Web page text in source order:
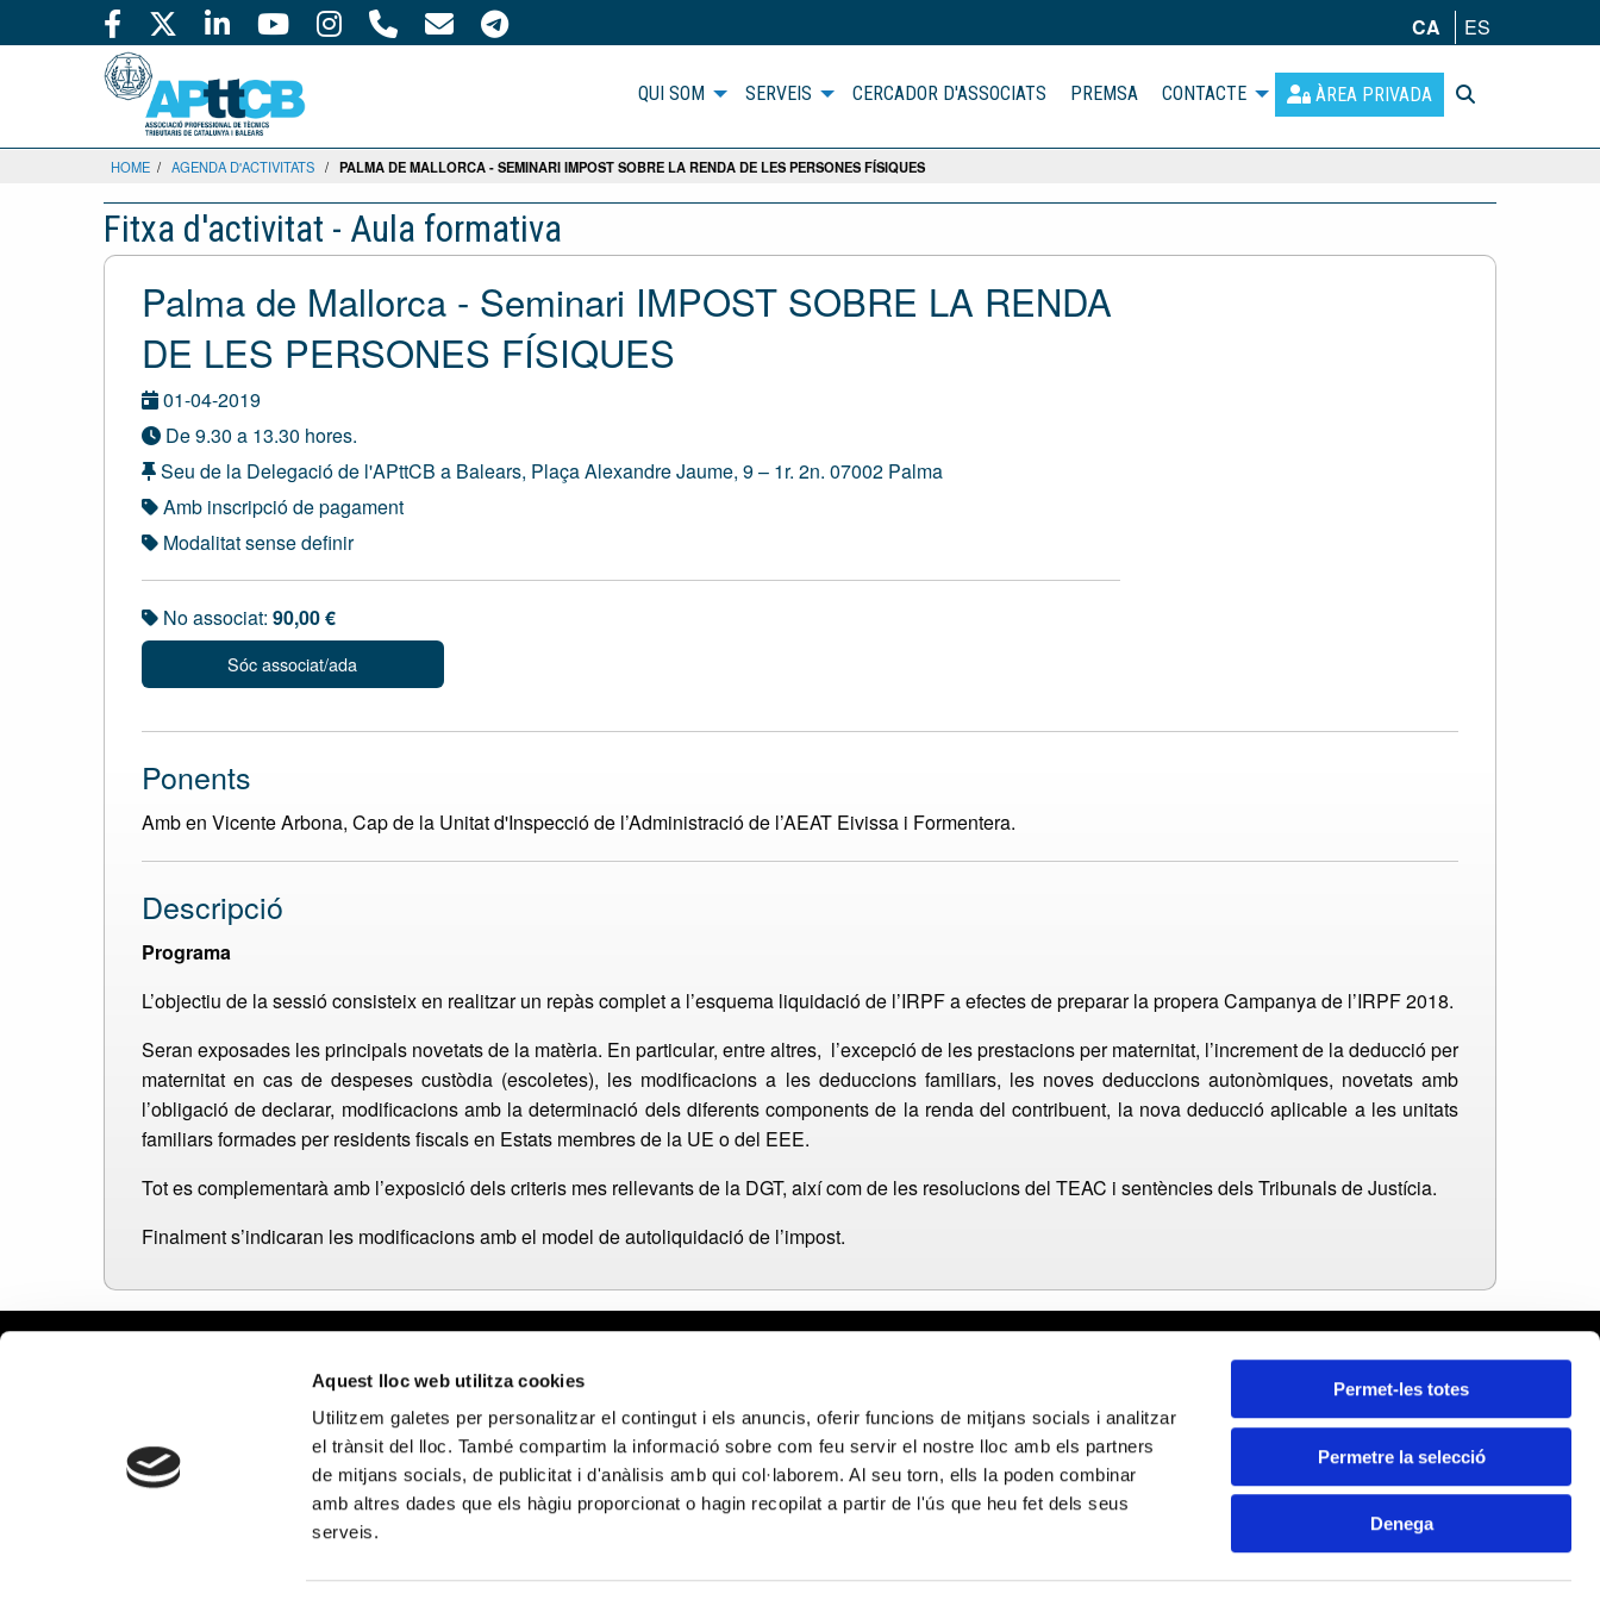
Aquest lloc web utilitza cookies
Utilitzem galetes per personalitzar el contingut i els anuncis, oferir funcions de mitjans socials i analitzar
el trànsit del lloc. També compartim la informació sobre com feu servir el nostre lloc amb els partners
de mitjans socials, de publicitat i d'anàlisis amb qui col·laborem. Al seu torn, ells la poden combinar
amb altres dades que els hàgiu proporcionat o hagin recopilat a partir de l'ús que heu fet dels seus
serveis.
Permet-les totes
Permetre la selecció
Denega
CA ES
QUI SOM SERVEIS CERCADOR D'ASSOCIATS PREMSA CONTACTE ÀREA PRIVADA
HOME / AGENDA D'ACTIVITATS / PALMA DE MALLORCA - SEMINARI IMPOST SOBRE LA RENDA DE LES PERSONES FÍSIQUES
Fitxa d'activitat - Aula formativa
Palma de Mallorca - Seminari IMPOST SOBRE LA RENDA
DE LES PERSONES FÍSIQUES
01-04-2019
De 9.30 a 13.30 hores.
Seu de la Delegació de l'APttCB a Balears, Plaça Alexandre Jaume, 9 – 1r. 2n. 07002 Palma
Amb inscripció de pagament
Modalitat sense definir
No associat: 90,00 €
Sóc associat/ada
Ponents
Amb en Vicente Arbona, Cap de la Unitat d'Inspecció de l’Administració de l’AEAT Eivissa i Formentera.
Descripció
Programa
L’objectiu de la sessió consisteix en realitzar un repàs complet a l’esquema liquidació de l’IRPF a efectes de preparar la propera Campanya de l’IRPF 2018.
Seran exposades les principals novetats de la matèria. En particular, entre altres, l’excepció de les prestacions per maternitat, l’increment de la deducció per
maternitat en cas de despeses custòdia (escoletes), les modificacions a les deduccions familiars, les noves deduccions autonòmiques, novetats amb
l’obligació de declarar, modificacions amb la determinació dels diferents components de la renda del contribuent, la nova deducció aplicable a les unitats
familiars formades per residents fiscals en Estats membres de la UE o del EEE.
Tot es complementarà amb l’exposició dels criteris mes rellevants de la DGT, així com de les resolucions del TEAC i sentències dels Tribunals de Justícia.
Finalment s’indicaran les modificacions amb el model de autoliquidació de l’impost.
Política de privacitat
Política de cookies
Política de privacitat en
xarxes socials
Delegació Lleida
Delegació Girona
Delegació Tarragona
PROGRAMA KIT DIGITAL COFINANÇAT PELS FONS NEXT GENERATION (EU) DEL MECANISME DE RECUPERACIÓ I RESIL·LÈNCIA